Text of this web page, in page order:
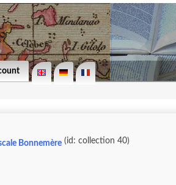
Bonnemère (id: collection 40)